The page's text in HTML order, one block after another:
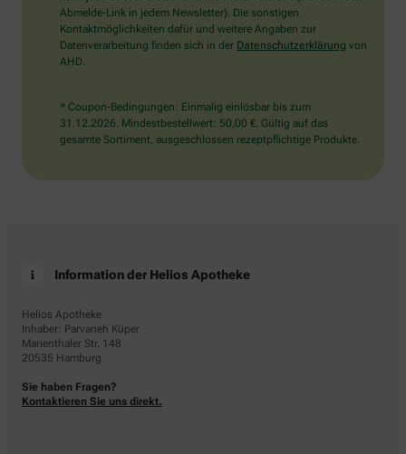
Datenverarbeitung finden sich in derDatenschutzerklärung
AHD.
gesamte Sortiment, ausgeschlossen rezeptpflichtige Produkte.
Helios Apotheke
20535 Hamburg
Sie haben Fragen?
Kontaktieren Sie uns direkt.